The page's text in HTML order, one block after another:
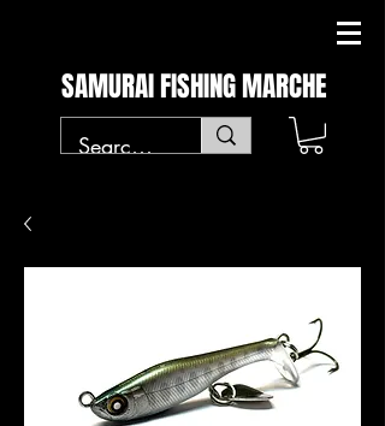
SAMURAI FISHING MARCHE